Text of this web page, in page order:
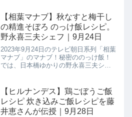
く紹介します。>>相葉マナブ記事一覧
はこちらまとめ♪最後までご覧...
【相葉マナブ】秋なすと梅干し
の精進そぼろ のっけ飯レシピ。
野永喜三夫シェフ｜9月24日
2023年9月24日のテレビ朝日系列「相葉
マナブ」のマナブ！秘密ののっけ飯！
では、日本橋ゆかりの野永喜三夫シェ
を詳しく紹介します。>>相葉マナブ記
事一覧はこちら野永喜三夫...
【ヒルナンデス】鶏ごぼうご飯
レシピ 炊き込みご飯レシピを藤
井恵さんが伝授｜9月28日